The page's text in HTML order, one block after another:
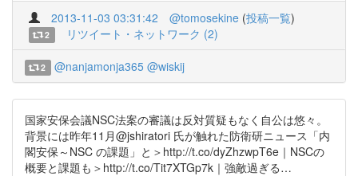
2013-11-03 03:31:42 @tomosekine (投稿一覧)
2 リツイート・ネットワーク (2)
2 @nanjamonja365 @wiskij
国家安保会議NSC法案の審議は反対質疑もなく自公は悠々。
背景には昨年11月@jshiratori 氏が触れた防衛研ニュース「内
閣安保～NSC の課題」と＞http://t.co/dyZhzwpT6e｜NSCの
概要と課題も＞http://t.co/Tit7XTGp7k｜強敵過ぎる…